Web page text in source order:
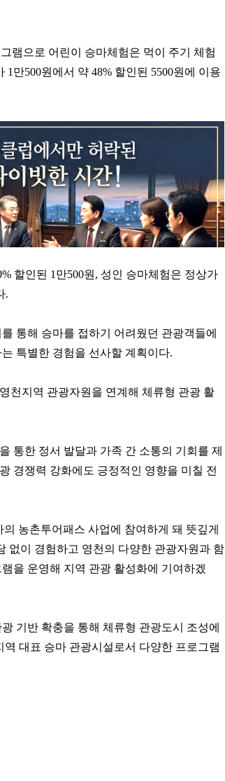
램으로 어린이 승마체험은 먹이 주기 체험
만500원에서 약 48% 할인된 5500원에 이용
지
참여
손흥민
트리마제
팬클럽 참여
김태원
부천범박힐스테이트5단지
팬클럽 참여
할인된 1만500원, 성인 승마체험은 정상가
.
통해 승마를 접하기 어려웠던 관광객들에
특별한 경험을 선사할 계획이다.
천지역 관광자원을 연계해 체류형 관광 활
통한 정서 발달과 가족 간 소통의 기회를 제
경쟁력 강화에도 긍정적인 영향을 미칠 전
농촌투어패스 사업에 참여하게 돼 뜻깊게
없이 경험하고 영천의 다양한 관광자원과 함
을 운영해 지역 관광 활성화에 기여하겠
기반 확충을 통해 체류형 관광도시 조성에
대표 승마 관광시설로서 다양한 프로그램